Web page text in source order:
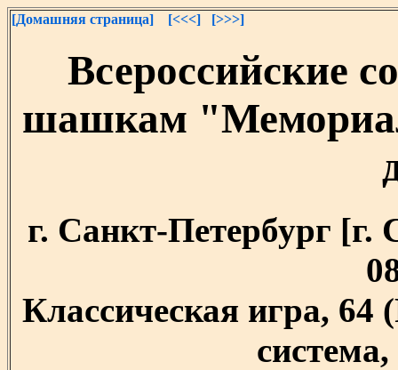
[Домашняя страница] [<<<] [>>>]
Всероссийские
шашкам
г. Санкт-Петербург [г.
Классическая игра,